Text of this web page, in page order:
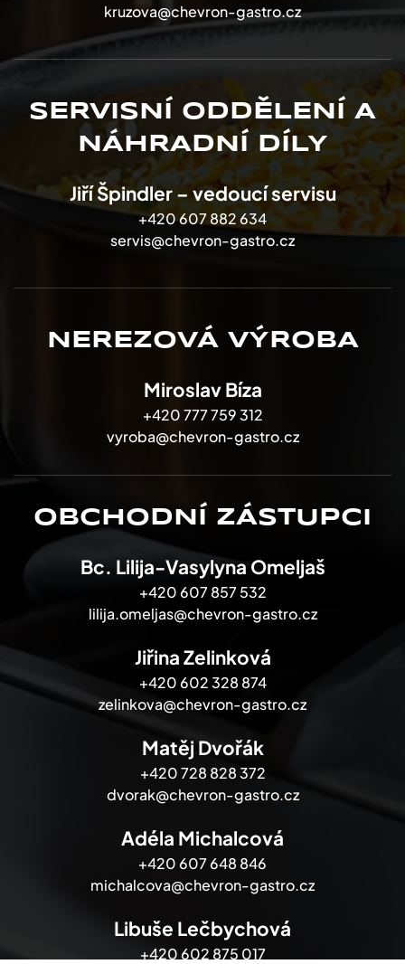
kruzova@chevron-gastro.cz
SERVISNÍ ODDĚLENÍ A
NÁHRADNÍ DÍLY
Jiří Špindler – vedoucí servisu
+420 607 882 634
servis@chevron-gastro.cz
NEREZOVÁ VÝROBA
Miroslav Bíza
+420 777 759 312
vyroba@chevron-gastro.cz
OBCHODNÍ ZÁSTUPCI
Bc. Lilija-Vasylyna Omeljaš
+420 607 857 532
lilija.omeljas@chevron-gastro.cz
Jiřina Zelinková
+420 602 328 874
zelinkova@chevron-gastro.cz
Matěj Dvořák
+420 728 828 372
dvorak@chevron-gastro.cz
Adéla Michalcová
+420 607 648 846
michalcova@chevron-gastro.cz
Libuše Lečbychová
+420 602 875 017